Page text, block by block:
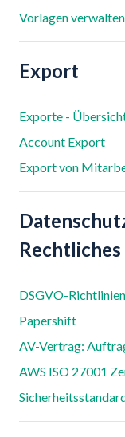
Vorlagen
Export
Exporte -
Account Export
Export von
Rechtliches
DSGVO-
Papershift
AV-Vertrag:
AWS ISO 27001